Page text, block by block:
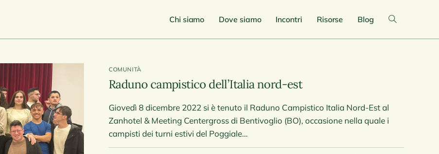
Chi siamo Dove siamo Incontri Risorse Blog
COMUNITÀ
Raduno campistico dell’Italia nord-est
Giovedì 8 dicembre 2022 si è tenuto il Raduno Campistico Italia Nord-Est al
Zanhotel & Meeting Centergross di Bentivoglio (BO), occasione nella quale i
campisti dei turni estivi del Poggiale…